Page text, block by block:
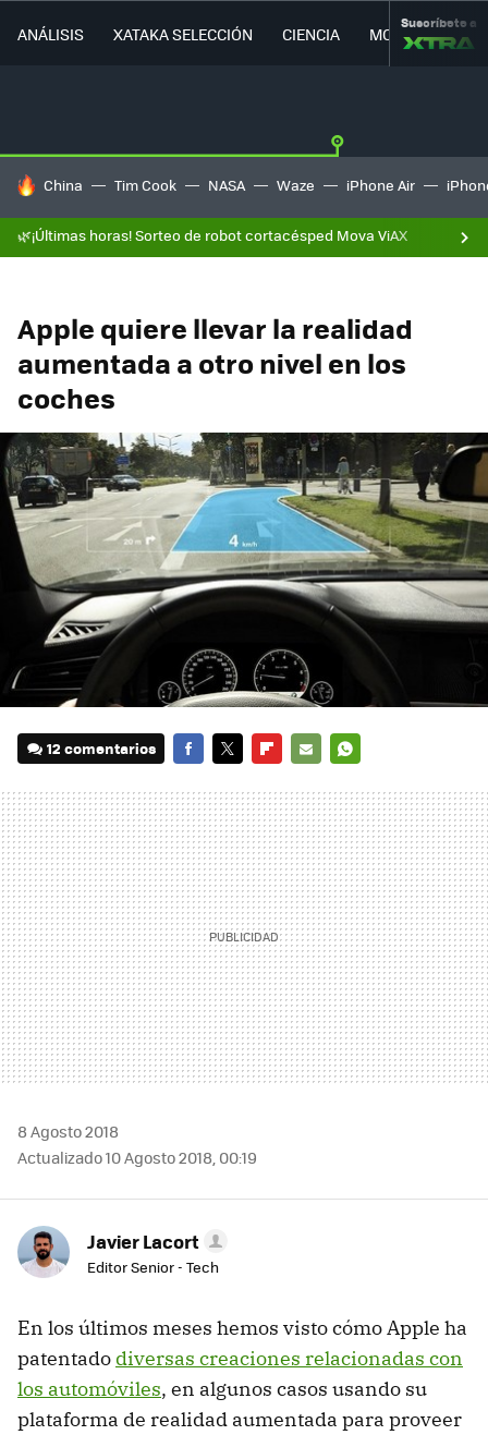
ANÁLISIS XATAKA SELECCIÓN CIENCIA MOVILIDAD
Suscríbete a
HOY SE HABLA DE
China Tim Cook NASA Waze iPhone Air
🌿¡Últimas horas! Sorteo de robot cortacésped Mova ViAX
Apple quiere llevar la realidad
aumentada a otro nivel en los
coches
12 comentarios
MAIL
8 Agosto 2018
Actualizado 10 Agosto 2018, 00:19
Javier Lacort
Editor Senior - Tech
En los últimos meses hemos visto cómo Apple ha
patentado diversas creaciones relacionadas con
los automóviles, en algunos casos usando su
plataforma de realidad aumentada para proveer